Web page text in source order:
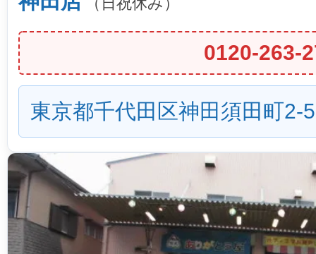
0120-263-
東京都千代田区神田須田町2-